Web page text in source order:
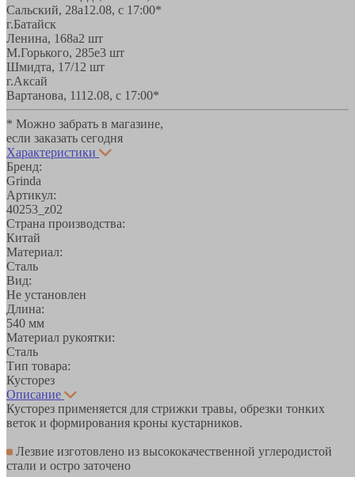
Сальский, 28a12.08, с 17:00*
г.Батайск
Ленина, 168а2 шт
М.Горького, 285е3 шт
Шмидта, 17/1 2 шт
г.Аксай
Вартанова, 1112.08, с 17:00*
* Можно забрать в магазине,
если заказать сегодня
Характеристики
Бренд:
Grinda
Артикул:
40253_z02
Страна производства:
Китай
Материал:
Сталь
Вид:
Не установлен
Длина:
540 мм
Материал рукоятки:
Сталь
Тип товара:
Кусторез
Описание
Кусторез применяется для стрижки травы, обрезки тонких
веток и формирования кроны кустарников.
Лезвие изготовлено из высококачественной углеродистой
стали и остро заточено